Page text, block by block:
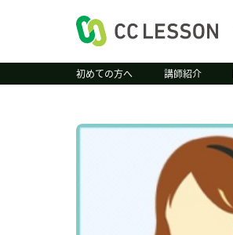
初めての方へ 講師紹介